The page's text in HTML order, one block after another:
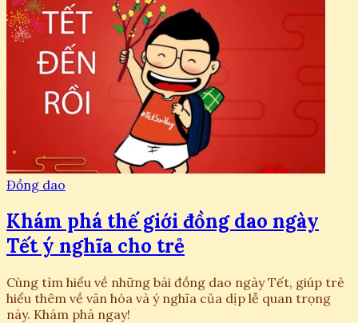
Đồng dao
Khám phá thế giới đồng dao ngày
Tết ý nghĩa cho trẻ
Cùng tìm hiểu về những bài đồng dao ngày Tết, giúp trẻ
hiểu thêm về văn hóa và ý nghĩa của dịp lễ quan trọng
này. Khám phá ngay!